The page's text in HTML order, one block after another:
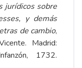
jurídicos sobre
y demás
de cambio,
Madrid:
1732.